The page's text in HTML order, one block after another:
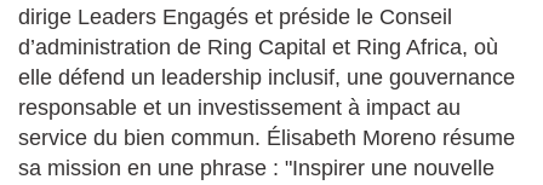
dirige Leaders Engagés et préside le Conseil
d’administration de Ring Capital et Ring Africa, où
elle défend un leadership inclusif, une gouvernance
responsable et un investissement à impact au
service du bien commun. Élisabeth Moreno résume
sa mission en une phrase : "Inspirer une nouvelle